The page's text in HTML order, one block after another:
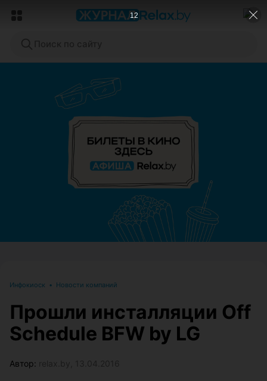
ЭФФЕКТИВНАЯ РЕКЛАМА НА САЙТЕ
Инфокиоск • Новости компаний
Прошли инсталляции Off
Schedule BFW by LG
Автор:
9